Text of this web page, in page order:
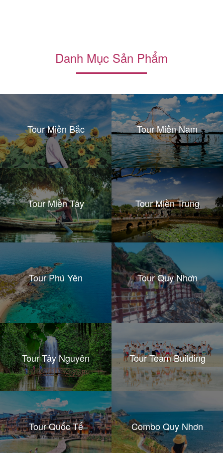
Danh Mục Sản Phẩm
Tour Miền Bắc Tour Miền Nam
Tour Miền Tây Tour Miền Trung
Tour Phú Yên Tour Quy Nhơn
Tour Tây Nguyên Tour Team Building
Tour Quốc Tế Combo Quy Nhơn